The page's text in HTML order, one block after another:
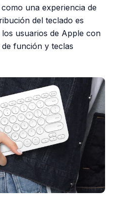
una experiencia de
del teclado es
usuarios de Apple con
función y teclas